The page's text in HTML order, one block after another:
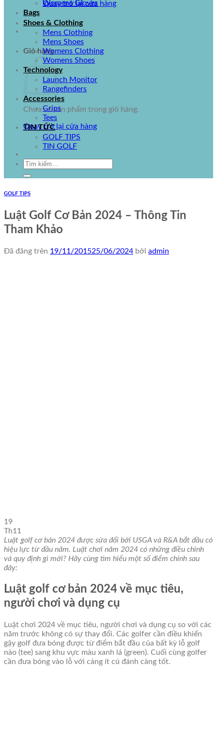
Quay trở lại cửa hàng
Giỏ hàng
Chưa có sản phẩm trong giỏ hàng.
Quay trở lại cửa hàng
Womens Gloves
Bags
Shoes & Clothing
Mens Clothing
Mens Shoes
Womens Clothing
Womens Shoes
Technology
Launch Monitor
Rangefinders
Accessories
Grips
Tees
TIN TỨC
GOLF TIPS
TIN GOLF
Tìm
GOLF TIPS
Luật Golf Cơ Bản 2024 – Thông Tin
Tham Khảo
Đã đăng trên 19/11/201525/06/2024 bởi admin
19
Th11
Luật golf cơ bản 2024 được sửa đổi bởi USGA và R&A bắt đầu có
hiệu lực từ đầu năm. Luật chơi năm 2024 có những điều chỉnh
và quy định gì mới? Hãy cùng tìm hiểu một số điểm chính sau
đây:
Luật golf cơ bản 2024 về mục tiêu,
người chơi và dụng cụ
Luật chơi 2024 về mục tiêu, người chơi và dụng cụ so với các
năm trước không có sự thay đổi. Các golfer cần điều khiển
gậy golf đưa bóng được từ điểm bắt đầu của bất kỳ lỗ golf
nào (tee) sang khu vực màu xanh lá (green). Cuối cùng golfer
cần đưa bóng vào lỗ với càng ít cú đánh càng tốt.